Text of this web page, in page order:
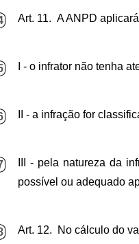
Art. 11. A ANPD
I - o infrator não tenha
II - a infração for
III - pela natureza da
possível ou adequado
Art. 12. No cálculo do